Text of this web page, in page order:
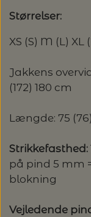
Størrelser:
XS (S) M (L) XL
Jakkens
(172) 180 cm
Længde: 75
Strikkefasthed:
på pind 5 mm
blokning
Vejledende